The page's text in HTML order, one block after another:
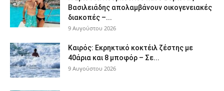
Βασιλειάδης απολαμβάνουν οικογενειακές
διακοπές –...
9 Αυγούστου 2026
Καιρός: Εκρηκτικό κοκτέιλ ζέστης με
40άρια και 8 μποφόρ – Σε...
9 Αυγούστου 2026